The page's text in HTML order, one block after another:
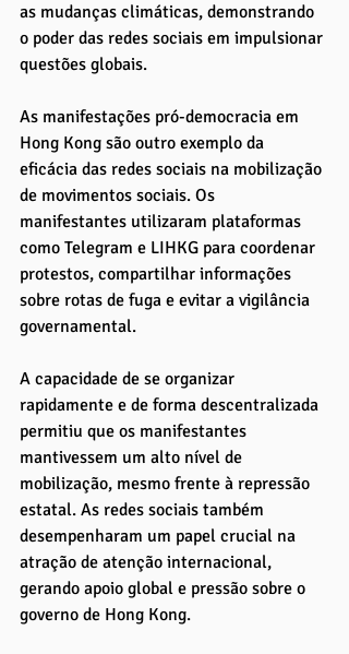
as mudanças climáticas, demonstrando
o poder das redes sociais em impulsionar
questões globais.
As manifestações pró-democracia em
Hong Kong são outro exemplo da
eficácia das redes sociais na mobilização
de movimentos sociais. Os
manifestantes utilizaram plataformas
como Telegram e LIHKG para coordenar
protestos, compartilhar informações
sobre rotas de fuga e evitar a vigilância
governamental.
A capacidade de se organizar
rapidamente e de forma descentralizada
permitiu que os manifestantes
mantivessem um alto nível de
mobilização, mesmo frente à repressão
estatal. As redes sociais também
desempenharam um papel crucial na
atração de atenção internacional,
gerando apoio global e pressão sobre o
governo de Hong Kong.